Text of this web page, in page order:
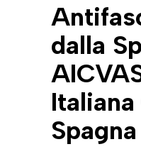
dalla